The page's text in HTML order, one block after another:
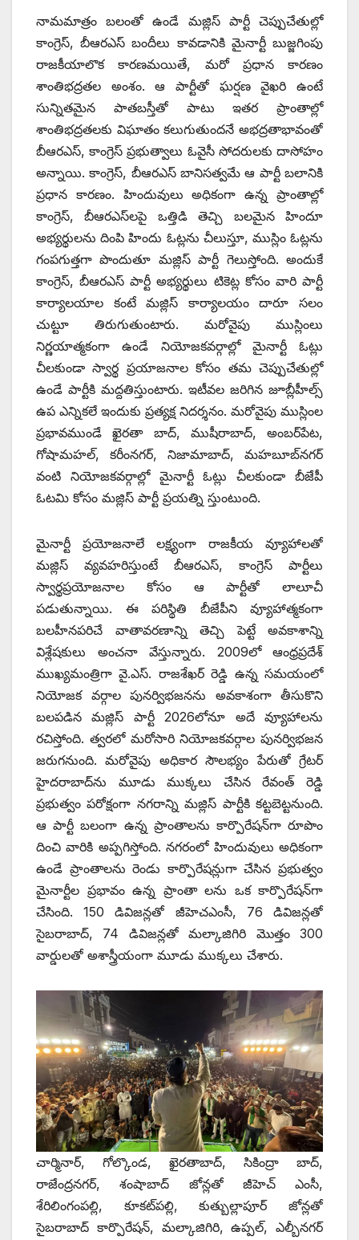
నామమాత్రం బలంతో ఉండే మజ్లిస్ పార్టీ చెప్పుచేతుల్లో
కాంగ్రెస్, బీఆరఎస్ బందీలు కావడానికి మైనార్టీ బుజ్జగింపు
రాజకీయాలొక కారణమయితే, మరో ప్రధాన కారణం
శాంతిభద్రతల అంశం. ఆ పార్టీతో ఘర్షణ వైఖరి ఉంటే
సున్నితమైన పాతబస్తీతో పాటు ఇతర ప్రాంతాల్లో
శాంతిభద్రతలకు విఘాతం కలుగుతుందనే అభద్రతాభావంతో
బీఆరఎస్, కాంగ్రెస్ ప్రభుత్వాలు ఓవైసీ సోదరులకు దాసోహం
అన్నాయి. కాంగ్రెస్, బీఆరఎస్ బానిసత్వమే ఆ పార్టీ బలానికి
ప్రధాన కారణం. హిందువులు అధికంగా ఉన్న ప్రాంతాల్లో
కాంగ్రెస్, బీఆరఎస్‌లపై ఒత్తిడి తెచ్చి బలమైన హిందూ
అభ్యర్థులను దింపి హిందు ఓట్లను చీలుస్తూ, ముస్లిం ఓట్లను
గంపగుత్తగా పొందుతూ మజ్లిస్ పార్టీ గెలుస్తోంది. అందుకే
కాంగ్రెస్, బీఆరఎస్ పార్టీ అభ్యర్థులు టికెట్ల కోసం వారి పార్టీ
కార్యాలయాల కంటే మజ్లిస్ కార్యాలయం దారూ సలం
చుట్టూ తిరుగుతుంటారు. మరోవైపు ముస్లింలు
నిర్ణయాత్మకంగా ఉండే నియోజకవర్గాల్లో మైనార్టీ ఓట్లు
చీలకుండా స్వార్థ ప్రయాజనాల కోసం తమ చెప్పుచేతుల్లో
ఉండే పార్టీకి మద్దతిస్తుంటారు. ఇటీవల జరిగిన జూబ్లీహీల్స్
ఉప ఎన్నికలే ఇందుకు ప్రత్యక్ష నిదర్శనం. మరోవైపు ముస్లింల
ప్రభావముండే ఖైరతా బాద్, ముషీరాబాద్, అంబర్‌పేట,
గోషామహల్, కరీంనగర్, నిజామాబాద్, మహబూబ్‌నగర్
వంటి నియోజకవర్గాల్లో మైనార్టీ ఓట్లు చీలకుండా బీజేపీ
ఓటమి కోసం మజ్లిస్ పార్టీ ప్రయత్ని స్తుంటుంది.
మైనార్టీ ప్రయోజనాలే లక్ష్యంగా రాజకీయ వ్యూహాలతో
మజ్లిస్ వ్యవహరిస్తుంటే బీఆరఎస్, కాంగ్రెస్ పార్టీలు
స్వార్థప్రయోజనాల కోసం ఆ పార్టీతో లాలూచీ
పడుతున్నాయి. ఈ పరిస్థితి బీజేపీని వ్యూహాత్మకంగా
బలహీనపరిచే వాతావరణాన్ని తెచ్చి పెట్టే అవకాశాన్ని
విశ్లేషకులు అంచనా వేస్తున్నారు. 2009లో ఆంధ్రప్రదేశ్
ముఖ్యమంత్రిగా వై.ఎస్. రాజశేఖర్ రెడ్డి ఉన్న సమయంలో
నియోజక వర్గాల పునర్విభజనను అవకాశంగా తీసుకొని
బలపడిన మజ్లిస్ పార్టీ 2026లోనూ అదే వ్యూహాలను
రచిస్తోంది. త్వరలో మరోసారి నియోజకవర్గాల పునర్విభజన
జరుగనుంది. మరోవైపు అధికార సౌలభ్యం పేరుతో గ్రేటర్
హైదరాబాద్‌ను మూడు ముక్కలు చేసిన రేవంత్ రెడ్డి
ప్రభుత్వం పరోక్షంగా నగరాన్ని మజ్లిస్ పార్టీకి కట్టబెట్టనుంది.
ఆ పార్టీ బలంగా ఉన్న ప్రాంతాలను కార్పొరేషన్‌గా రూపొం
దించి వారికి అప్పగిస్తోంది. నగరంలో హిందువులు అధికంగా
ఉండే ప్రాంతాలను రెండు కార్పొరేషన్లుగా చేసిన ప్రభుత్వం
మైనార్టీల ప్రభావం ఉన్న ప్రాంతా లను ఒక కార్పొరేషన్‌గా
చేసింది. 150 డివిజన్లతో జీహెచఎంసీ, 76 డివిజన్లతో
సైబరాబాద్, 74 డివిజన్లతో మల్కాజిగిరి మొత్తం 300
వార్డులతో అశాస్త్రీయంగా మూడు ముక్కలు చేశారు.
చార్మినార్, గోల్కొండ, ఖైరతాబాద్, సికింద్రా బాద్,
రాజేంద్రనగర్, శంషాబాద్ జోన్లతో జీహెచ్ ఎంసీ,
శేరిలింగంపల్లి, కూకట్‌పల్లి, కుత్బుల్లాపూర్ జోన్లతో
సైబరాబాద్ కార్పొరేషన్, మల్కాజిగిరి, ఉప్పల్, ఎల్బీనగర్